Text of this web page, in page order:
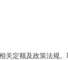
定额及政策法规